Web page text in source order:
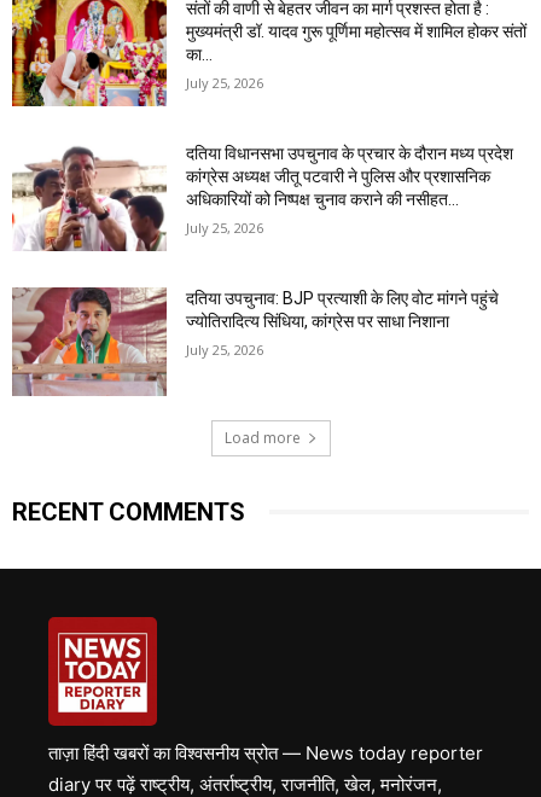
संतों की वाणी से बेहतर जीवन का मार्ग प्रशस्त होता है :
मुख्यमंत्री डॉ. यादव गुरू पूर्णिमा महोत्सव में शामिल होकर संतों
का...
July 25, 2026
दतिया विधानसभा उपचुनाव के प्रचार के दौरान मध्य प्रदेश
कांग्रेस अध्यक्ष जीतू पटवारी ने पुलिस और प्रशासनिक
अधिकारियों को निष्पक्ष चुनाव कराने की नसीहत...
July 25, 2026
दतिया उपचुनाव: BJP प्रत्याशी के लिए वोट मांगने पहुंचे
ज्योतिरादित्य सिंधिया, कांग्रेस पर साधा निशाना
July 25, 2026
Load more
RECENT COMMENTS
ताज़ा हिंदी खबरों का विश्वसनीय स्रोत — News today reporter
diary पर पढ़ें राष्ट्रीय, अंतर्राष्ट्रीय, राजनीति, खेल, मनोरंजन,